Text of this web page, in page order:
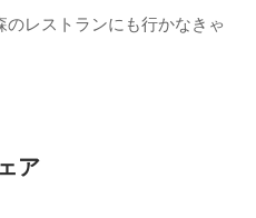
レストランにも行かなきゃ
ア